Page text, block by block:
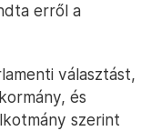
erről a
választást,
és
szerint